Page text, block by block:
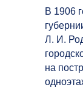
В 1906
Л. И.
на